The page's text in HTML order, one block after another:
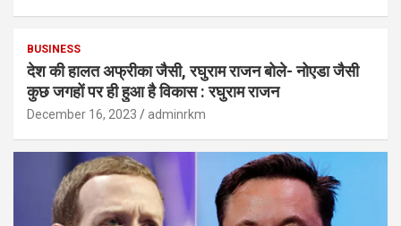
BUSINESS
देश की हालत अफ्रीका जैसी, रघुराम राजन बोले- नोएडा जैसी
कुछ जगहों पर ही हुआ है विकास : रघुराम राजन
December 16, 2023 adminrkm